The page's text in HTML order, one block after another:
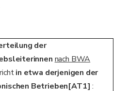
der
nach BWA
in etwa derjenigen der
Betrieben[AT1] :